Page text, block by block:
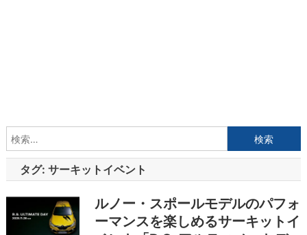
索:
タグ: サーキットイベント
ルノー・スポールモデルのパフォ
ーマンスを楽しめるサーキットイ